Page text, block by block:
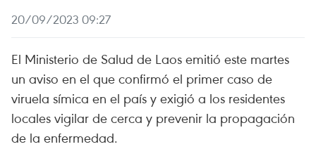
20/09/2023 09:27
El Ministerio de Salud de Laos emitió este martes
un aviso en el que confirmó el primer caso de
viruela símica en el país y exigió a los residentes
locales vigilar de cerca y prevenir la propagación
de la enfermedad.